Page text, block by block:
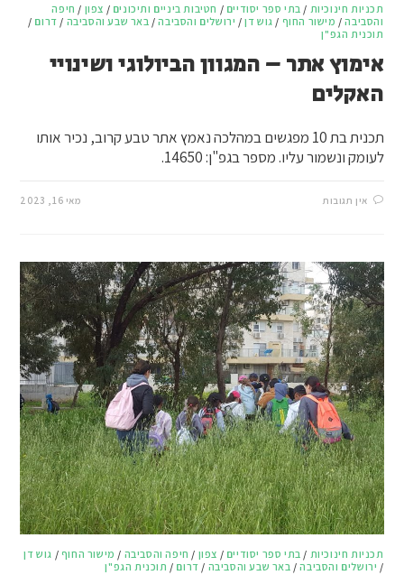
תכניות חינוכיות / בתי ספר יסודיים / חטיבות ביניים ותיכונים / צפון / חיפה
והסביבה/ מישור החוף / גוש דן/ ירושלים והסביבה/ באר שבע והסביבה / דרום /
תוכנית הגפ"ן
אימוץ אתר – המגוון הביולוגי ושינויי
האקלים
תכנית בת 10 מפגשים במהלכה נאמץ אתר טבע קרוב, נכיר אותו
לעומק ונשמור עליו. מספר בגפ"ן: 14650.
אין תגובות מאי 16, 2023
תכניות חינוכיות / בתי ספר יסודיים / צפון / חיפה והסביבה / מישור החוף / גוש דן
/ ירושלים והסביבה/ באר שבע והסביבה / דרום / תוכנית הגפ"ן